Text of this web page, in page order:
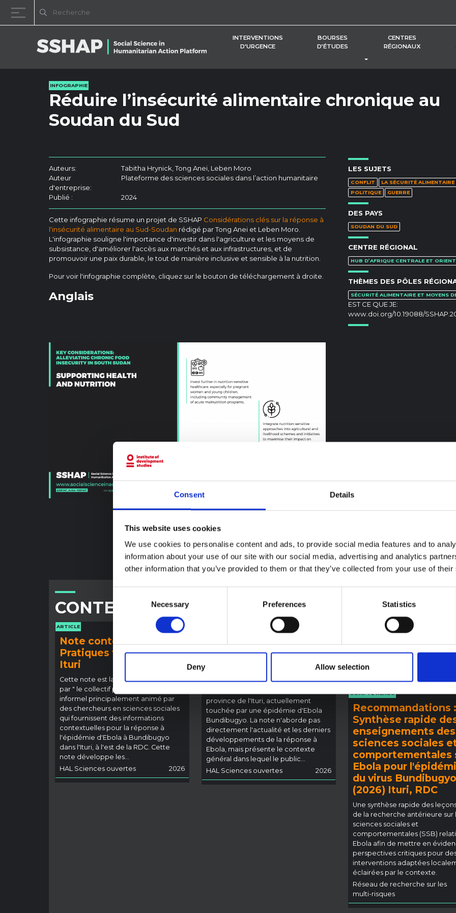
Consent Details
This website uses cookies
We use cookies to personalise content and ads, to provide social media features and to
information about your use of our site with our social media, advertising and analytics
other information that you’ve provided to them or that they’ve collected from your use of
Selection
Necessary Preferences Statistics
Deny Allow selection
INTERVENTIONS
D'URGENCE
BOURSES
D’ÉTUDES
CENTRES
RÉGIONAUX
BASCULER LE MENU
INFOGRAPHIE
Réduire l’insécurité alimentaire chronique au
Soudan du Sud
Auteurs:
Tabitha Hrynick, Tong Anei, Leben Moro
Auteur
d'entreprise:
Plateforme des sciences sociales dans l’action humanitaire
Publié : 2024
Cette infographie résume un projet de SSHAP Considérations clés sur la réponse à
l'insécurité alimentaire au Sud-Soudan rédigé par Tong Anei et Leben Moro.
L'infographie souligne l'importance d'investir dans l'agriculture et les moyens de
subsistance, d'améliorer l'accès aux marchés et aux infrastructures, et de
promouvoir une paix durable, le tout de manière inclusive et sensible à la nutrition.
Pour voir l'infographie complète, cliquez sur le bouton de téléchargement à droite.
Anglais
LES SUJETS
CONFLIT
LA SÉCURITÉ ALIMENTAIRE
POLITIQUE
GUERRE
DES PAYS
SOUDAN DU SUD
CENTRE RÉGIONAL
HUB D’AFRIQUE CENTRALE ET
THÈMES DES PÔLES
SÉCURITÉ ALIMENTAIRE ET MOYENS
EST CE QUE JE:
www.doi.org/10.19088/
CONTENU ASSOCIÉ
ARTICLE
Note contextuelle :
Pratiques funéraires en
Ituri
Cette note est la deuxième produite
par " le collectif pour l'Ituri ", un réseau
informel principalement animé par
des chercheurs en sciences sociales
qui fournissent des informations
contextuelles pour la réponse à
l'épidémie d'Ebola à Bundibugyo
dans l'Ituri, à l'est de la RDC. Cette
note développe les…
HAL Sciences ouvertes
2026
l'épidémie d'Ebola
province de l'Ituri, actuellement
touchée par une épidémie d'Ebola
Bundibugyo. La note n'aborde pas
directement l'actualité et les derniers
développements de la réponse à
Ebola, mais présente le contexte
général dans lequel le public...
HAL Sciences ouvertes
2026
COMPTE RENDU
Recommandations :
Synthèse rapide
enseignements des
sciences sociales
comportementales
Ebola pour
du virus Bundibugyo
(2026) Ituri, RDC
Une synthèse rapide des
de la recherche antérieure sur
sciences sociales et
comportementales (SSB)
Ebola afin de mettre en
perspectives critiques pour
interventions adaptées
éclairées par le contexte.
Réseau de recherche sur les
multi-risques